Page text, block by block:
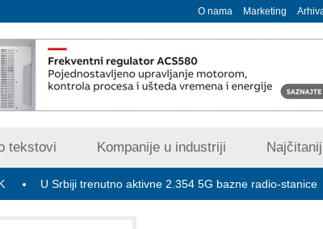
O nama Marketing
tekstovi Kompanije u industriji
trenutno aktivne 2.354 5G bazne radio-stanice U